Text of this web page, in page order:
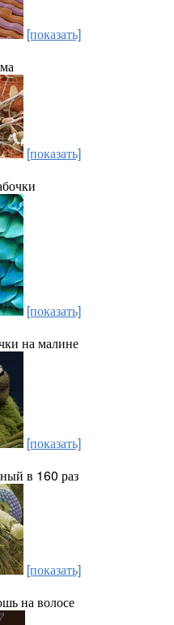
[показать]
[показать]
[показать]
на малине
[показать]
в 160 раз
[показать]
на волосе